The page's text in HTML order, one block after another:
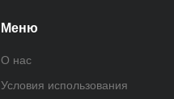
Меню
О нас
Условия использования